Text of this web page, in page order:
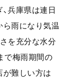
兵庫県は連日
雨になり気温
を充分な水分
で梅雨期間の
が難しい方は